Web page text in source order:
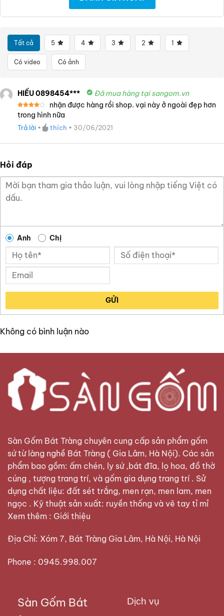
Tất cả 5 4 3 2 1
Có video Có ảnh
HIẾU 0898454*** Đã mua hàng tại sangom.vn
Được
xếp
hạng4
5 sao
nhận được hàng rồi shop. vại này ở ngoài đẹp hơn
trong hình nữa
Trả lời • thích • 30/06/2021
Hỏi đáp
Anh Chị
GỬI
Không có bình luận nào
Sàn Gốm Bát Tràng chuyên cung cấp sản phẩm gốm
sứ từ làng nghề Bát Tràng ( Gia Lâm, Hà Nội). Các sản
phẩm bao gồm: ấm chén, ly sứ ,bát đĩa, lọ hoa, đồ thờ
cúng , tượng trang trí, và gốm gia dụng trang trí . Sử
dụng chất liệu: đất sét trắng, men rạn, men lam, men
ngọc . Kỹ thuật sản xuất: ruyền thống và vẽ tay tỉ mỉ
Xem thêm : Giới thiệu
Địa Chỉ: Xóm 7, Bát Tràng Gia Lâm, Hà Nội, Hà Nội
Phone : 0945.998.007
Sàn Gốm Bát
Dịch vụ